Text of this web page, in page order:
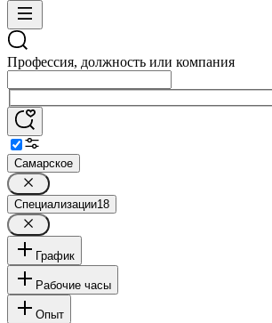
Профессия, должность или компания
Самарское
Специализации18
График
Рабочие часы
Опыт